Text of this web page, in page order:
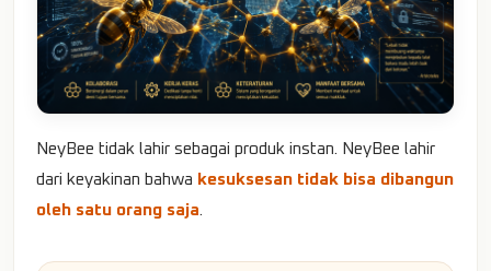
NeyBee tidak lahir sebagai produk instan. NeyBee lahir
dari keyakinan bahwa kesuksesan tidak bisa dibangun
oleh satu orang saja